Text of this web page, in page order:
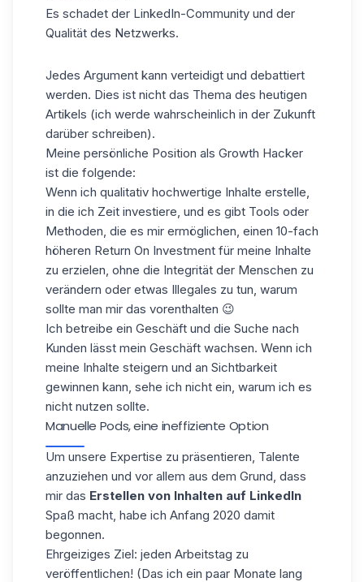
Es schadet der LinkedIn-Community und der
Qualität des Netzwerks.
Jedes Argument kann verteidigt und debattiert
werden. Dies ist nicht das Thema des heutigen
Artikels (ich werde wahrscheinlich in der Zukunft
darüber schreiben).
Meine persönliche Position als Growth Hacker
ist die folgende:
Wenn ich qualitativ hochwertige Inhalte erstelle,
in die ich Zeit investiere, und es gibt Tools oder
Methoden, die es mir ermöglichen, einen 10-fach
höheren Return On Investment für meine Inhalte
zu erzielen, ohne die Integrität der Menschen zu
verändern oder etwas Illegales zu tun, warum
sollte man mir das vorenthalten 😉
Ich betreibe ein Geschäft und die Suche nach
Kunden lässt mein Geschäft wachsen. Wenn ich
meine Inhalte steigern und an Sichtbarkeit
gewinnen kann, sehe ich nicht ein, warum ich es
nicht nutzen sollte.
Manuelle Pods, eine ineffiziente Option
Um unsere Expertise zu präsentieren, Talente
anzuziehen und vor allem aus dem Grund, dass
mir das Erstellen von Inhalten auf LinkedIn
Spaß macht, habe ich Anfang 2020 damit
begonnen.
Ehrgeiziges Ziel: jeden Arbeitstag zu
veröffentlichen! (Das ich ein paar Monate lang